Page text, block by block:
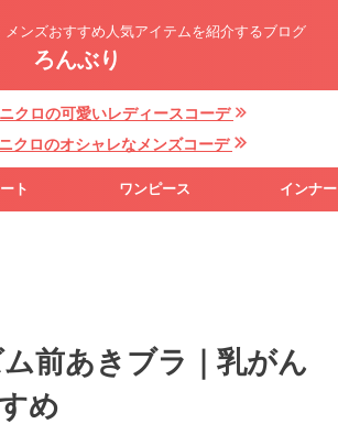
メンズおすすめ人気アイテムを紹介するブログ
ろんぶり
クロの可愛いレディースコーデ
クロのオシャレなメンズコーデ
ト ワンピース インナー
前あきブラ｜乳がん
め